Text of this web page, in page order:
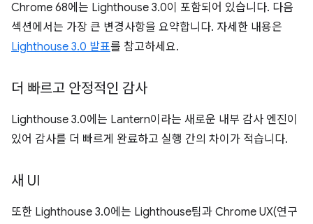
Chrome 68에는 Lighthouse 3.0이 포함되어 있습니다. 다음
섹션에서는 가장 큰 변경사항을 요약합니다. 자세한 내용은
Lighthouse 3.0 발표를 참고하세요.
더 빠르고 안정적인 감사
Lighthouse 3.0에는 Lantern이라는 새로운 내부 감사 엔진이
있어 감사를 더 빠르게 완료하고 실행 간의 차이가 적습니다.
새 UI
또한 Lighthouse 3.0에는 Lighthouse팀과 Chrome UX(연구